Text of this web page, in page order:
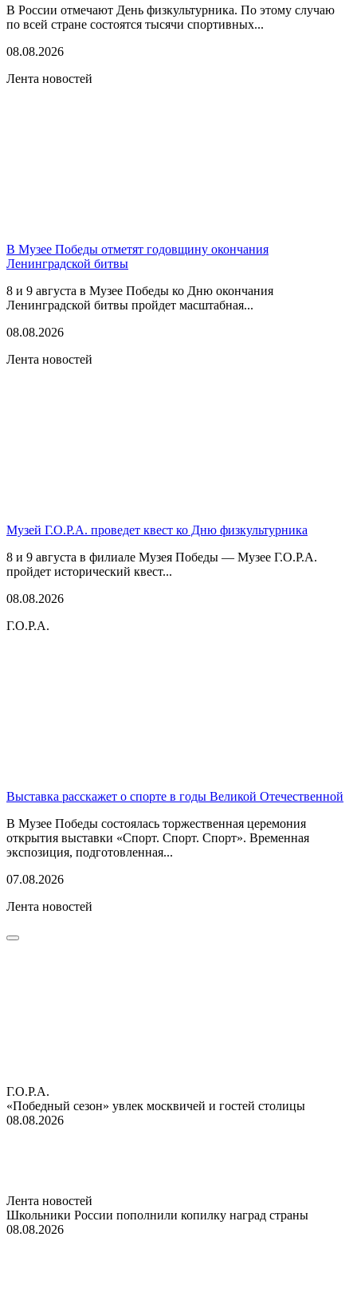
В России отмечают День физкультурника. По этому случаю
по всей стране состоятся тысячи спортивных...
08.08.2026
Лента новостей
В Музее Победы отметят годовщину окончания
Ленинградской битвы
8 и 9 августа в Музее Победы ко Дню окончания
Ленинградской битвы пройдет масштабная...
08.08.2026
Лента новостей
Музей Г.О.Р.А. проведет квест ко Дню физкультурника
8 и 9 августа в филиале Музея Победы — Музее Г.О.Р.А.
пройдет исторический квест...
08.08.2026
Г.О.Р.А.
Выставка расскажет о спорте в годы Великой Отечественной
В Музее Победы состоялась торжественная церемония
открытия выставки «Спорт. Спорт. Спорт». Временная
экспозиция, подготовленная...
07.08.2026
Лента новостей
Г.О.Р.А.
«Победный сезон» увлек москвичей и гостей столицы
08.08.2026
Лента новостей
Школьники России пополнили копилку наград страны
08.08.2026